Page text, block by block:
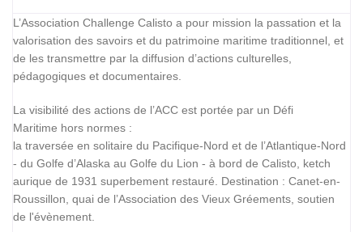
L’Association Challenge Calisto a pour mission la passation et la
valorisation des savoirs et du patrimoine maritime traditionnel, et
de les transmettre par la diffusion d’actions culturelles,
pédagogiques et documentaires.
La visibilité des actions de l’ACC est portée par un Défi
Maritime hors normes :
la traversée en solitaire du Pacifique-Nord et de l’Atlantique-Nord
- du Golfe d’Alaska au Golfe du Lion - à bord de Calisto, ketch
aurique de 1931 superbement restauré. Destination : Canet-en-
Roussillon, quai de l’Association des Vieux Gréements, soutien
de l'évènement.